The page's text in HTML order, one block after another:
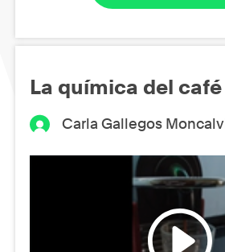
La química del café
Carla Gallegos